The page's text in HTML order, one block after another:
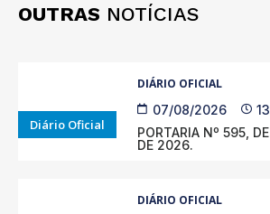
OUTRAS NOTÍCIAS
Diário Oficial
DIÁRIO OFICIAL
07/08/2026
PORTARIA Nº 595,
DE 2026.
DIÁRIO OFICIAL